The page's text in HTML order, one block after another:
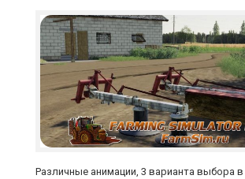
Различные анимации, 3 варианта выбора в